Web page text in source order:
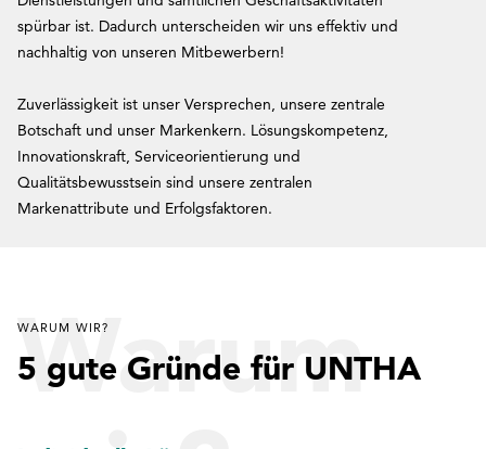
spürbar ist. Dadurch unterscheiden wir uns effektiv und
nachhaltig von unseren Mitbewerbern!
Zuverlässigkeit ist unser Versprechen, unsere zentrale
Botschaft und unser Markenkern. Lösungskompetenz,
Innovationskraft, Serviceorientierung und
Qualitätsbewusstsein sind unsere zentralen
Markenattribute und Erfolgsfaktoren.
Warum
WARUM WIR?
5 gute Gründe für UNTHA